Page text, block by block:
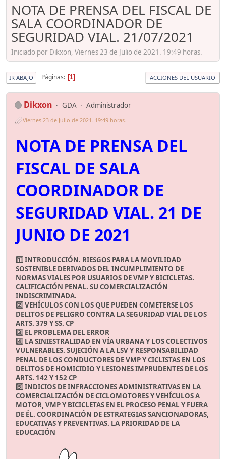
NOTA DE PRENSA DEL FISCAL DE
SALA COORDINADOR DE
SEGURIDAD VIAL. 21/07/2021
Iniciado por Dikxon, Viernes 23 de Julio de 2021. 19:49 horas.
IR ABAJO Páginas 1 ACCIONES DEL USUARIO
Dikxon GDA Administrador
Viernes 23 de Julio de 2021. 19:49 horas.
NOTA DE PRENSA DEL
FISCAL DE SALA
COORDINADOR DE
SEGURIDAD VIAL. 21 DE
JUNIO DE 2021
1️⃣ INTRODUCCIÓN. RIESGOS PARA LA MOVILIDAD
SOSTENIBLE DERIVADOS DEL INCUMPLIMIENTO DE
NORMAS VIALES POR USUARIOS DE VMP Y BICICLETAS.
CALIFICACIÓN PENAL. SU COMERCIALIZACIÓN
INDISCRIMINADA.
2️⃣ VEHÍCULOS CON LOS QUE PUEDEN COMETERSE LOS
DELITOS DE PELIGRO CONTRA LA SEGURIDAD VIAL DE LOS
ARTS. 379 Y SS. CP
3️⃣ EL PROBLEMA DEL ERROR
4️⃣ LA SINIESTRALIDAD EN VÍA URBANA Y LOS COLECTIVOS
VULNERABLES. SUJECIÓN A LA LSV Y RESPONSABILIDAD
PENAL DE LOS CONDUCTORES DE VMP Y CICLISTAS EN LOS
DELITOS DE HOMICIDIO Y LESIONES IMPRUDENTES DE LOS
ARTS. 142 Y 152 CP
5️⃣ INDICIOS DE INFRACCIONES ADMINISTRATIVAS EN LA
COMERCIALIZACIÓN DE CICLOMOTORES Y VEHÍCULOS A
MOTOR, VMP Y BICICLETAS EN EL PROCESO PENAL Y FUERA
DE ÉL. COORDINACIÓN DE ESTRATEGIAS SANCIONADORAS,
EDUCATIVAS Y PREVENTIVAS. LA PRIORIDAD DE LA
EDUCACIÓN